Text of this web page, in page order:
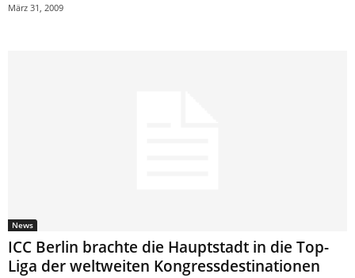
März 31, 2009
News
ICC Berlin brachte die Hauptstadt in die Top-
Liga der weltweiten Kongressdestinationen